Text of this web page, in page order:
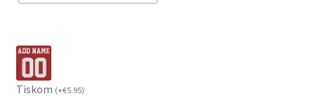
Tiskom (+€5.95)